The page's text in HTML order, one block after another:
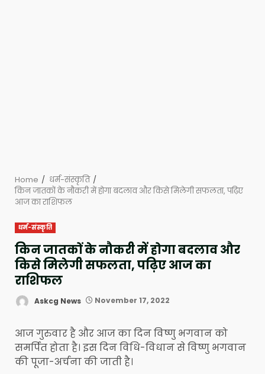
Home
धर्म-संस्कृति
किन जातकों के नौकरी में होगा बदलाव और किसे मिलेगी सफलता, पढ़िए
आज का राशिफल
धर्म-संस्कृति
किन जातकों के नौकरी में होगा बदलाव और
किसे मिलेगी सफलता, पढ़िए आज का
राशिफल
Askcg News November 17, 2022
आज गुरुवार है और आज का दिन विष्णु भगवान को
समर्पित होता है। इस दिन विधि-विधान से विष्णु भगवान
की पूजा-अर्चना की जाती है।